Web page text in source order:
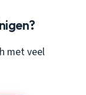
met veel